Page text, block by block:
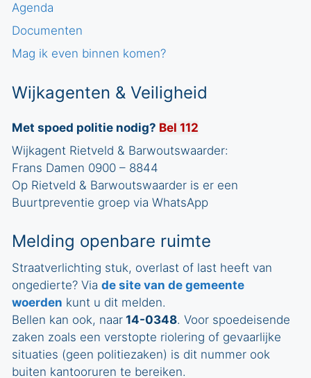
Agenda
Documenten
Mag ik even binnen komen?
Wijkagenten & Veiligheid
Met spoed politie nodig? Bel 112
Wijkagent Rietveld & Barwoutswaarder:
Frans Damen 0900 – 8844
Op Rietveld & Barwoutswaarder is er een
Buurtpreventie groep via WhatsApp
Melding openbare ruimte
Straatverlichting stuk, overlast of last heeft van
ongedierte? Via de site van de gemeente
woerden kunt u dit melden.
Bellen kan ook, naar 14-0348. Voor spoedeisende
zaken zoals een verstopte riolering of gevaarlijke
situaties (geen politiezaken) is dit nummer ook
buiten kantooruren te bereiken.